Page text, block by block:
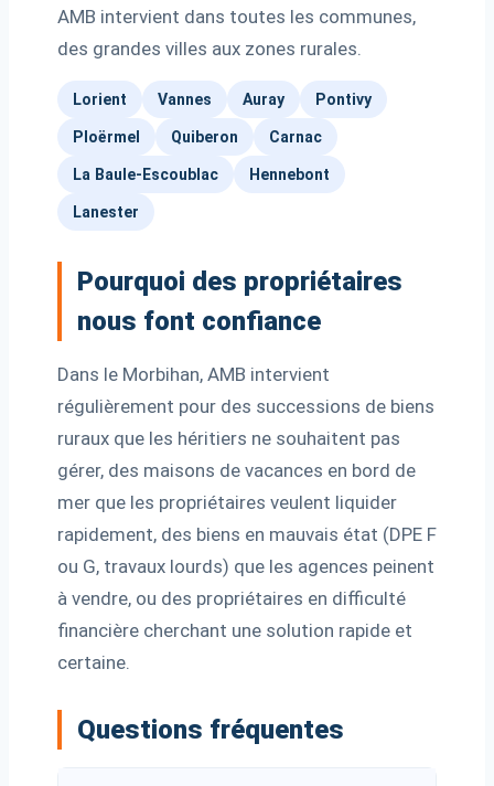
AMB intervient dans toutes les communes,
des grandes villes aux zones rurales.
Lorient Vannes Auray Pontivy
Ploërmel Quiberon Carnac
La Baule-Escoublac Hennebont
Lanester
Pourquoi des propriétaires
nous font confiance
Dans le Morbihan, AMB intervient
régulièrement pour des successions de biens
ruraux que les héritiers ne souhaitent pas
gérer, des maisons de vacances en bord de
mer que les propriétaires veulent liquider
rapidement, des biens en mauvais état (DPE F
ou G, travaux lourds) que les agences peinent
à vendre, ou des propriétaires en difficulté
financière cherchant une solution rapide et
certaine.
Questions fréquentes